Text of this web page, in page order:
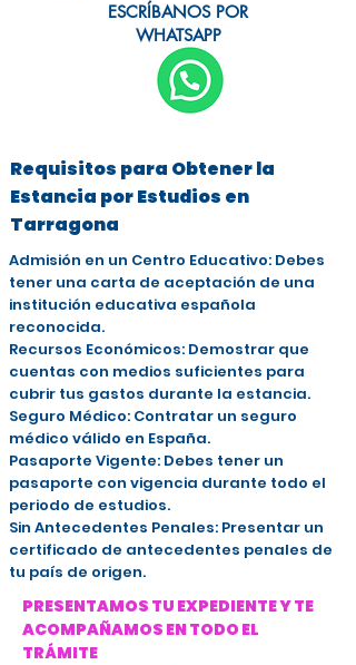
ESCRÍBANOS POR
WHATSAPP
Requisitos para Obtener la
Estancia por Estudios en
Tarragona
Admisión en un Centro Educativo: Debes
tener una carta de aceptación de una
institución educativa española
reconocida.
Recursos Económicos: Demostrar que
cuentas con medios suficientes para
cubrir tus gastos durante la estancia.
Seguro Médico: Contratar un seguro
médico válido en España.
Pasaporte Vigente: Debes tener un
pasaporte con vigencia durante todo el
periodo de estudios.
Sin Antecedentes Penales: Presentar un
certificado de antecedentes penales de
tu país de origen.
PRESENTAMOS TU EXPEDIENTE Y TE
ACOMPAÑAMOS EN TODO EL
TRÁMITE